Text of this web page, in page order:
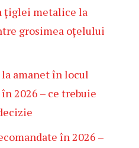
țiglei metalice la
grosimea oțelului
amanet în locul
2026 – ce trebuie
în 2026 –